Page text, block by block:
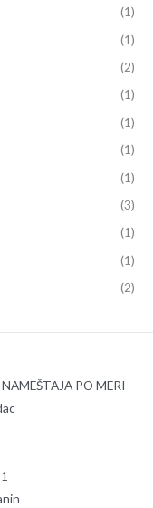
(1)
(1)
(2)
(1)
(1)
(1)
(1)
(3)
(1)
(1)
(2)
PO MERI